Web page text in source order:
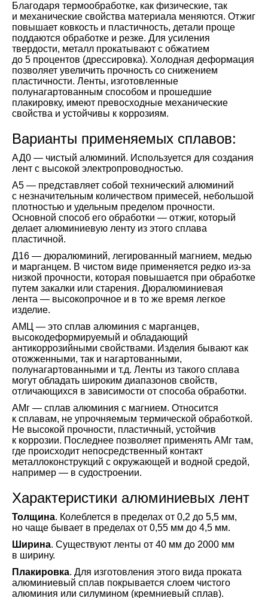
Благодаря термообработке, как физические, так
и механические свойства материала меняются. Отжиг
повышает ковкость и пластичность, детали проще
поддаются обработке и резке. Для усиления
твердости, металл прокатывают с обжатием
до 5 процентов (дрессировка). Холодная деформация
позволяет увеличить прочность со снижением
пластичности. Ленты, изготовленные
полунагартованным способом и прошедшие
плакировку, имеют превосходные механические
свойства и устойчивы к коррозиям.
Варианты применяемых сплавов:
АД0 — чистый алюминий. Используется для создания
лент с высокой электропроводностью.
А5 — представляет собой технический алюминий
с незначительным количеством примесей, небольшой
плотностью и удельным пределом прочности.
Основной способ его обработки — отжиг, который
делает алюминиевую ленту из этого сплава
пластичной.
Д16 — дюралюминий, легированный магнием, медью
и марганцем. В чистом виде применяется редко из-за
низкой прочности, которая повышается при обработке
путем закалки или старения. Дюралюминиевая
лента — высокопрочное и в то же время легкое
изделие.
АМЦ — это сплав алюминия с марганцев,
высокодеформируемый и обладающий
антикоррозийными свойствами. Изделия бывают как
отожженными, так и нагартованными,
полунагартованными и т.д. Ленты из такого сплава
могут обладать широким диапазонов свойств,
отличающихся в зависимости от способа обработки.
АМг — сплав алюминия с магнием. Относится
к сплавам, не упрочняемым термической обработкой.
Не высокой прочности, пластичный, устойчив
к коррозии. Последнее позволяет применять АМг там,
где происходит непосредственный контакт
металлоконструкций с окружающей и водной средой,
например — в судостроении.
Характеристики алюминиевых лент
Толщина. Колеблется в пределах от 0,2 до 5,5 мм,
но чаще бывает в пределах от 0,55 мм до 4,5 мм.
Ширина. Существуют ленты от 40 мм до 2000 мм
в ширину.
Плакировка. Для изготовления этого вида проката
алюминиевый сплав покрывается слоем чистого
алюминия или силумином (кремниевый сплав).